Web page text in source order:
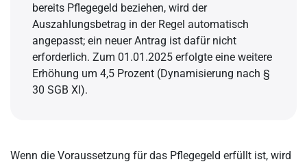
bereits Pflegegeld beziehen, wird der
Auszahlungsbetrag in der Regel automatisch
angepasst; ein neuer Antrag ist dafür nicht
erforderlich. Zum 01.01.2025 erfolgte eine weitere
Erhöhung um 4,5 Prozent (Dynamisierung nach §
30 SGB XI).
Wenn die Voraussetzung für das Pflegegeld erfüllt ist, wird